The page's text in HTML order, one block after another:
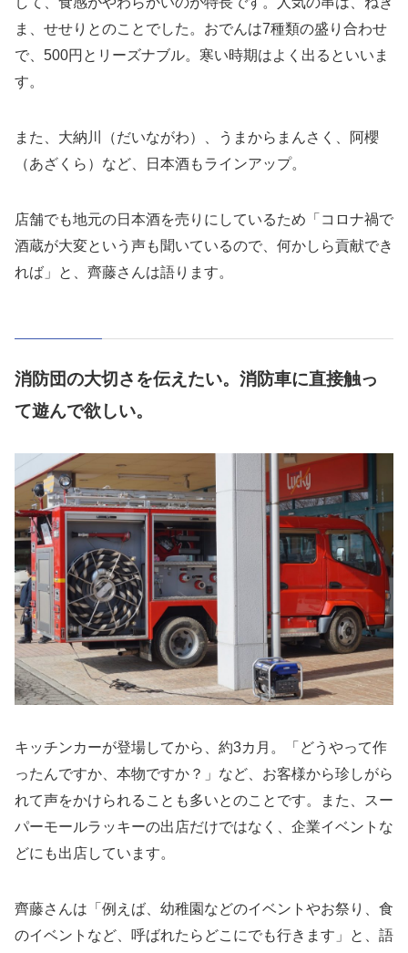
ま、せせりとのことでした。おでんは7種類の盛り合わせ
で、500円とリーズナブル。寒い時期はよく出るといいま
す。
また、大納川（だいながわ）、うまからまんさく、阿櫻
（あざくら）など、日本酒もラインアップ。
店舗でも地元の日本酒を売りにしているため「コロナ禍で
酒蔵が大変という声も聞いているので、何かしら貢献でき
れば」と、齊藤さんは語ります。
消防団の大切さを伝えたい。消防車に直接触っ
て遊んで欲しい。
キッチンカーが登場してから、約3カ月。「どうやって作
ったんですか、本物ですか？」など、お客様から珍しがら
れて声をかけられることも多いとのことです。また、スー
パーモールラッキーの出店だけではなく、企業イベントな
どにも出店しています。
齊藤さんは「例えば、幼稚園などのイベントやお祭り、食
のイベントなど、呼ばれたらどこにでも行きます」と、語